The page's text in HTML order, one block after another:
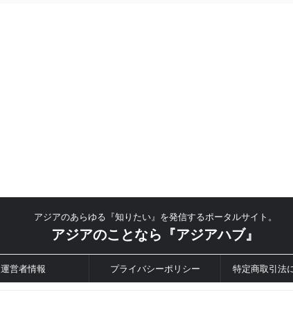
アジアのあらゆる『知りたい』を発信するポータルサイト。
アジアのことなら『アジアハブ』
運営者情報 プライバシーポリシー 特定商取引法